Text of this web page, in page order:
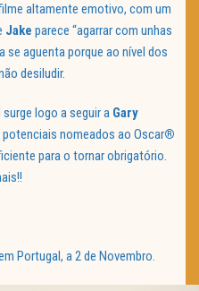
altamente emotivo, com um
Jake parece “agarrar com unhas
se aguenta porque ao nível dos
desiludir.
surge logo a seguir a Gary
nomeados ao Oscar®
para o tornar obrigatório.
Portugal, a 2 de Novembro.